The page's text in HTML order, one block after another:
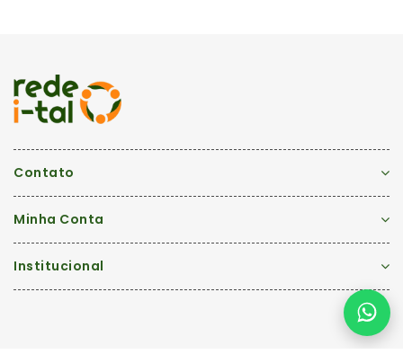
Contato
Minha Conta
Institucional